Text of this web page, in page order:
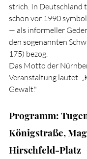
strich. In Deutschland
schon vor 1990
— als informeller
den sogenannten
175) bezog.
Das Motto der
Veranstaltung lautet:
Gewalt."
Programm:
Königstraße,
Hirschfeld-Platz